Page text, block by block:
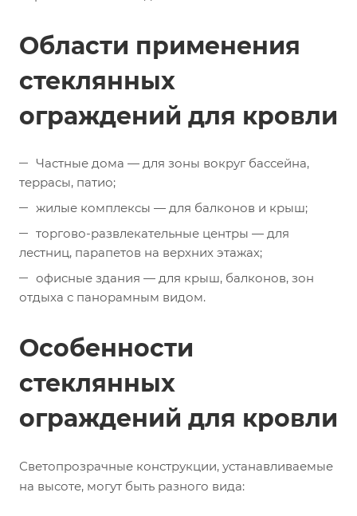
Области применения
стеклянных
ограждений для кровли
Частные дома — для зоны вокруг бассейна,
террасы, патио;
жилые комплексы — для балконов и крыш;
торгово-развлекательные центры — для
лестниц, парапетов на верхних этажах;
офисные здания — для крыш, балконов, зон
отдыха с панорамным видом.
Особенности
стеклянных
ограждений для кровли
Светопрозрачные конструкции, устанавливаемые
на высоте, могут быть разного вида: